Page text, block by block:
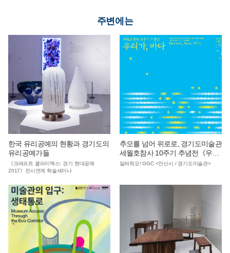
주변에는
한국 유리공예의 현황과 경기도의
유리공예가들
《크래프트 클라이맥스: 경기 현대공예
2017》전시연계 학술세미나
추모를 넘어 위로로, 경기도미술관
세월호참사 10주기 추념전《우리
가, 바다》
알려줘요! GGC <안산시 / 경기도미술관>